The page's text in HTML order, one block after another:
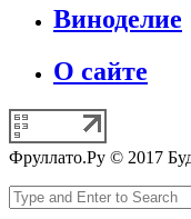
Виноделие
О сайте
Фруллато.Ру © 2017